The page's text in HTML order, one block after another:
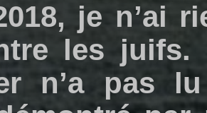
je n’ai
les juifs.
n’a pas